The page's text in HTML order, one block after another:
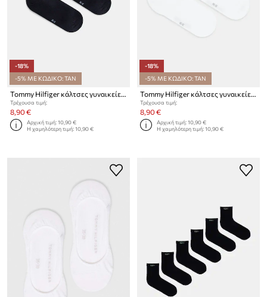
-18%
-5% ΜΕ ΚΩΔΙΚΟ: TAN
Tommy Hilfiger κάλτσες γυναικείες με βαμβάκι 2-pack
Τρέχουσα τιμή:
8,90 €
Αρχική τιμή:10,90 €
Η χαμηλότερη τιμή:10,90 €
-18%
-5% ΜΕ ΚΩΔΙΚΟ: TAN
Tommy Hilfiger κάλτσες γυναικείες με βαμβάκι 2-pack
Τρέχουσα τιμή:
8,90 €
Αρχική τιμή:10,90 €
Η χαμηλότερη τιμή:10,90 €